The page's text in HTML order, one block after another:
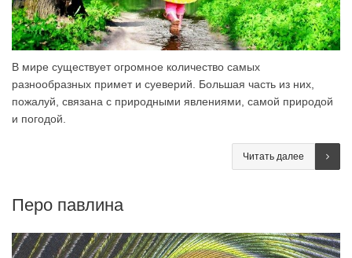
В мире существует огромное количество самых
разнообразных примет и суеверий. Большая часть из них,
пожалуй, связана с природными явлениями, самой природой
и погодой.
Читать далее
Перо павлина